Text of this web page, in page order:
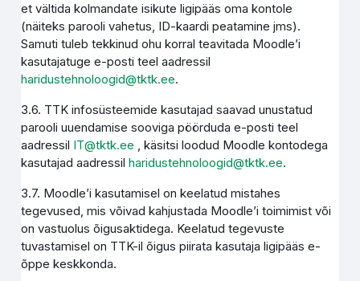
et vältida kolmandate isikute ligipääs oma kontole
(näiteks parooli vahetus, ID-kaardi peatamine jms).
Samuti tuleb tekkinud ohu korral teavitada Moodle’i
kasutajatuge e-posti teel aadressil
haridustehnoloogid@tktk.ee.
3.6. TTK infosüsteemide kasutajad saavad unustatud
parooli uuendamise sooviga pöörduda e-posti teel
aadressil IT@tktk.ee , käsitsi loodud Moodle kontodega
kasutajad aadressilharidustehnoloogid@tktk.ee.
3.7. Moodle’i kasutamisel on keelatud mistahes
tegevused, mis võivad kahjustada Moodle’i toimimist või
on vastuolus õigusaktidega. Keelatud tegevuste
tuvastamisel on TTK-il õigus piirata kasutaja ligipääs e-
õppe keskkonda.